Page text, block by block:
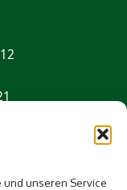
und unseren Service